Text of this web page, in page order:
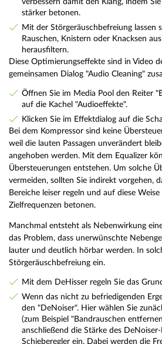
stärker betonen.
Mit der Störgeräuschbefreiung lassen
Rauschen, Knistern oder Knacksen
herausfiltern.
Diese Optimierungseffekte sind in Video
gemeinsamen Dialog "Audio Cleaning"
Öffnen Sie im Media Pool den Reiter
auf die Kachel "Audioeffekte".
Klicken Sie im Effektdialog auf die
Bei dem Kompressor sind keine
weil die lauten Passagen unverändert
angehoben werden. Mit dem Equalizer
Übersteuerungen entstehen. Um solche
vermeiden, sollten Sie indirekt vorgehen,
Bereiche leiser regeln und auf diese
Zielfrequenzen betonen.
Manchmal entsteht als Nebenwirkung
das Problem, dass unerwünschte
lauter und deutlich hörbar werden. In
Störgeräuschbefreiung ein.
Mit dem DeHisser regeln Sie das
Wenn das nicht zu befriedigenden
den "DeNoiser". Hier wählen Sie
(zum Beispiel "Bandrauschen
anschließend die Stärke des
Schieberegler ein. Dabei werden die